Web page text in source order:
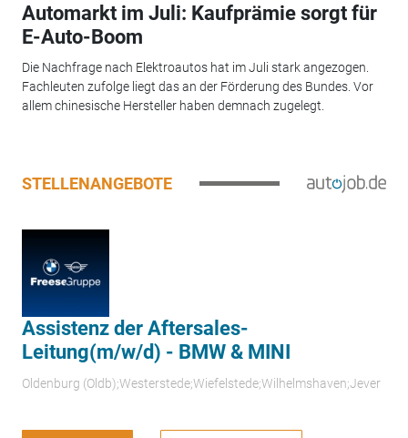
Automarkt im Juli: Kaufprämie sorgt für
E-Auto-Boom
Die Nachfrage nach Elektroautos hat im Juli stark angezogen.
Fachleuten zufolge liegt das an der Förderung des Bundes. Vor
allem chinesische Hersteller haben demnach zugelegt.
STELLENANGEBOTE
Assistenz der Aftersales-
Leitung(m/w/d) - BMW & MINI
Oldenburg (Oldb);Westerstede;Wiefelstede;Wilhelmshaven;Jever